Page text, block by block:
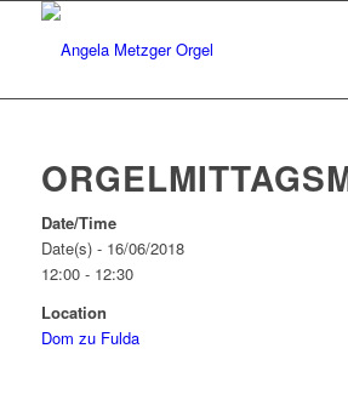
Date/Time
Date(s) - 16/06/2018
12:00 - 12:30
Location
Dom zu Fulda